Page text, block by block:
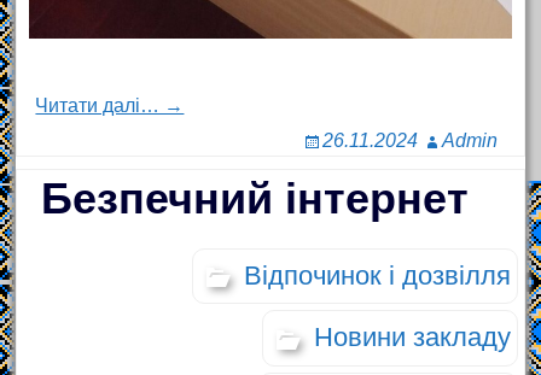
Читати далі… →
26.11.2024
Admin
Безпечний інтернет
Відпочинок і дозвілля
Новини закладу